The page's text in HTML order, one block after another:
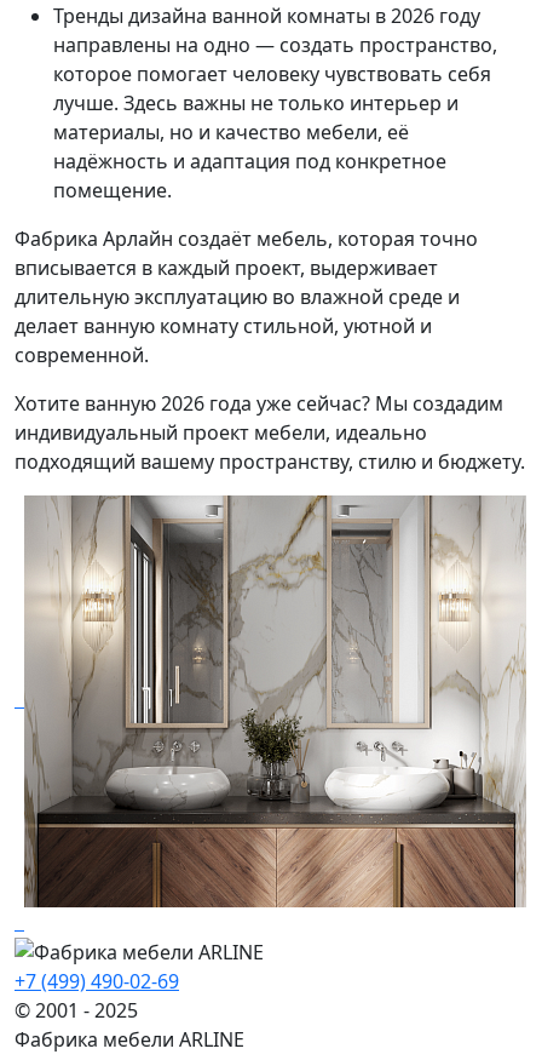
Тренды дизайна ванной комнаты в 2026 году
направлены на одно — создать пространство,
которое помогает человеку чувствовать себя
лучше. Здесь важны не только интерьер и
материалы, но и качество мебели, её
надёжность и адаптация под конкретное
помещение.
Фабрика Арлайн создаёт мебель, которая точно
вписывается в каждый проект, выдерживает
длительную эксплуатацию во влажной среде и
делает ванную комнату стильной, уютной и
современной.
Хотите ванную 2026 года уже сейчас? Мы создадим
индивидуальный проект мебели, идеально
подходящий вашему пространству, стилю и бюджету.
+7 (499) 490-02-69
© 2001 - 2025
Фабрика мебели ARLINE